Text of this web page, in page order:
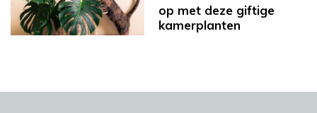
op met deze giftige
kamerplanten